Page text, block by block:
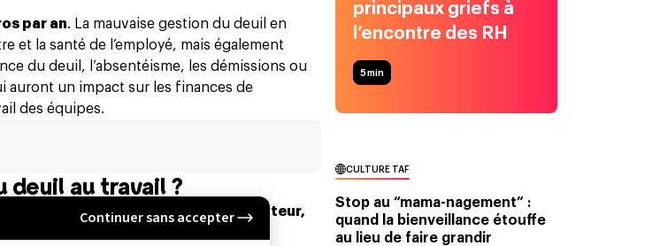
par an. La mauvaise gestion du deuil en
et la santé de l’employé, mais également
du deuil, l’absentéisme, les démissions ou
auront un impact sur les finances de
des équipes.
deuil au travail ?
prévu pour le décès d’un collaborateur,
principaux griefs à
l’encontre des RH
5min
CULTURE TAF
Stop au “mama-nagement” :
quand la bienveillance étouffe
au lieu de faire grandir